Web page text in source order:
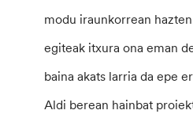
modu iraunkorrean
egiteak itxura ona eman
baina akats larria da epe
Aldi berean hainbat